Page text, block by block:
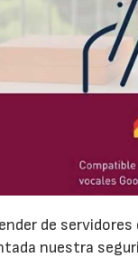
de
nuestra